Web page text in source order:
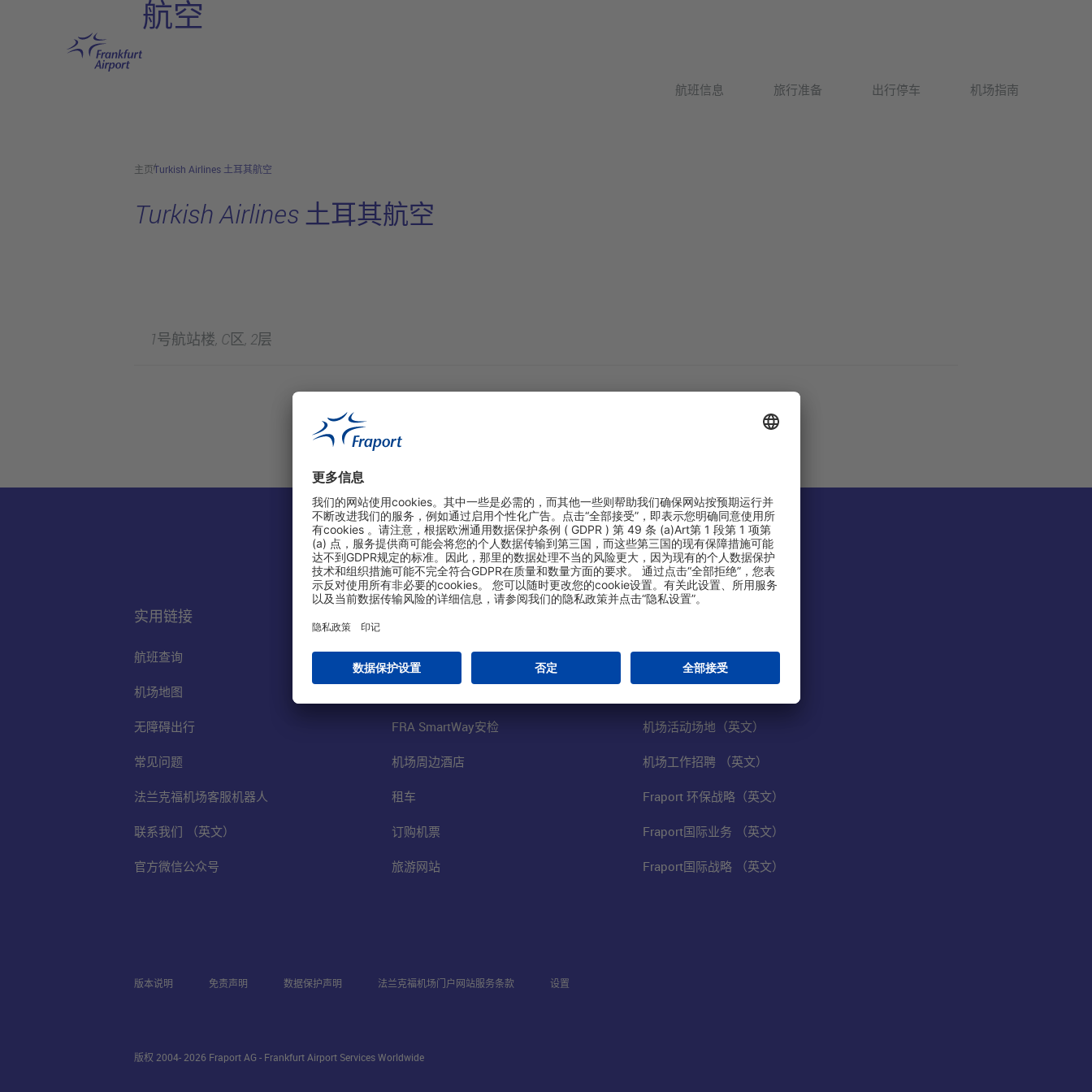
航班信息 旅行准备 出行停车 机场指南
航空
主页Turkish Airlines 土耳其航空
Turkish Airlines 土耳其航空
1号航站楼, C区, 2层
实用链接
航班查询
机场地图
无障碍出行
常见问题
法兰克福机场客服机器人
联系我们 （英文）
官方微信公众号
航站楼停车（英文网站）
FRA SmartWay安检
机场周边酒店
租车
订购机票
旅游网站
法兰克福机场股份有限公司
机场活动场地（英文）
机场工作招聘 （英文）
Fraport 环保战略（英文）
Fraport国际业务 （英文）
Fraport国际战略 （英文）
版本说明 免责声明 数据保护声明 法兰克福机场门户网站服务条款 设置
版权 2004- 2026 Fraport AG - Frankfurt Airport Services Worldwide